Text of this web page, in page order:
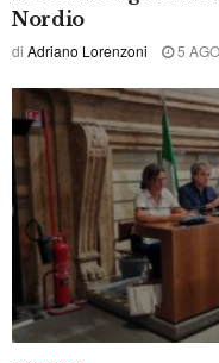
Nordio
di Adriano Lorenzoni 5